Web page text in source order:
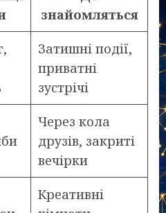
знайомляться
Затишні події,
приватні
зустрічі
Через кола
друзів, закриті
вечірки
Креативні